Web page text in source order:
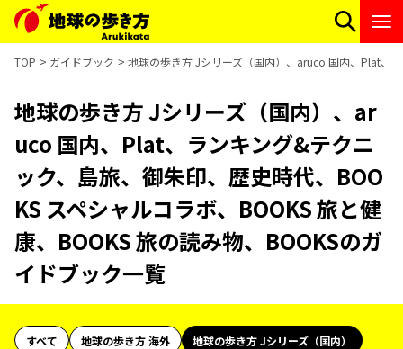
TOP ガイドブック 地球の歩き方 Jシリーズ（国内）、aruco 国内、Plat、
地球の歩き方 Jシリーズ（国内）、ar
uco 国内、Plat、ランキング&テクニ
ック、島旅、御朱印、歴史時代、BOO
KS スペシャルコラボ、BOOKS 旅と健
康、BOOKS 旅の読み物、BOOKSのガ
イドブック一覧
すべて 地球の歩き方 海外
地球の歩き方 Jシリーズ（国内）